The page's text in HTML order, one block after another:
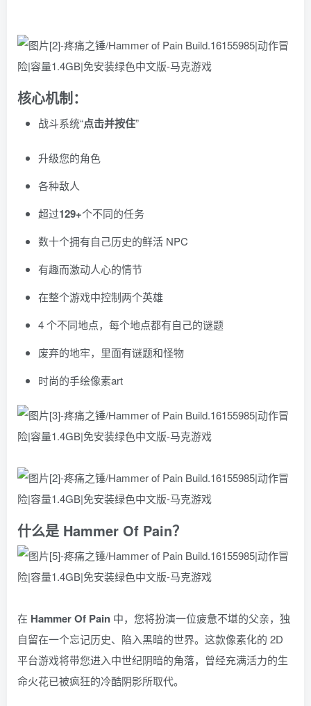
核心机制：
战斗系统“点击并按住”
升级您的角色
各种敌人
超过129+个不同的任务
数十个拥有自己历史的鲜活 NPC
有趣而激动人心的情节
在整个游戏中控制两个英雄
4 个不同地点，每个地点都有自己的谜题
废弃的地牢，里面有谜题和怪物
时尚的手绘像素art
什么是 Hammer Of Pain？
在 Hammer Of Pain 中，您将扮演一位疲惫不堪的父亲，独
自留在一个忘记历史、陷入黑暗的世界。这款像素化的 2D
平台游戏将带您进入中世纪阴暗的角落，曾经充满活力的生
命火花已被疯狂的冷酷阴影所取代。